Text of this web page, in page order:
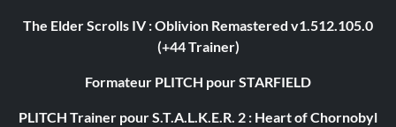
The Elder Scrolls IV : Oblivion Remastered v1.512.105.0
(+44 Trainer)
Formateur PLITCH pour STARFIELD
PLITCH Trainer pour S.T.A.L.K.E.R. 2 : Heart of Chornobyl